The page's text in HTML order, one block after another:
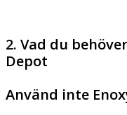
2. Vad du
Depot
Använd inte